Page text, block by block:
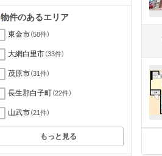
物件のあるエリア
東金市（58件）
大網白里市（33件）
茂原市（31件）
長生郡白子町（22件）
山武市（21件）
もっと見る